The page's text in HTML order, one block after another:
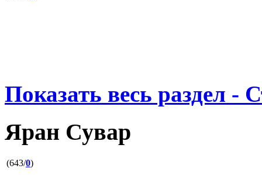
Показать весь раздел -
Яран Сувар
(643/0)